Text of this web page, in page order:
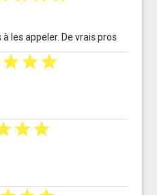
les appeler. De vrais pros
starstarstar
starstar